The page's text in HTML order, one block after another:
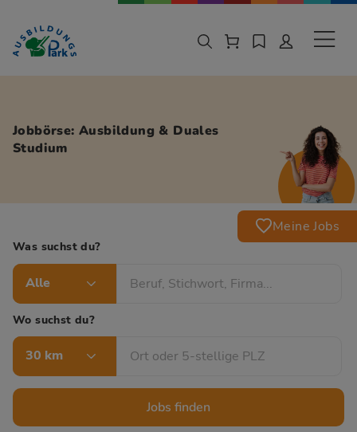
Zur Navigation springen
Zu den Hauptinhalten springen
Jobbörse: Ausbildung & Duales
Studium
Meine Jobs
Was suchst du?
Alle
Wo suchst du?
30 km
Jobs finden